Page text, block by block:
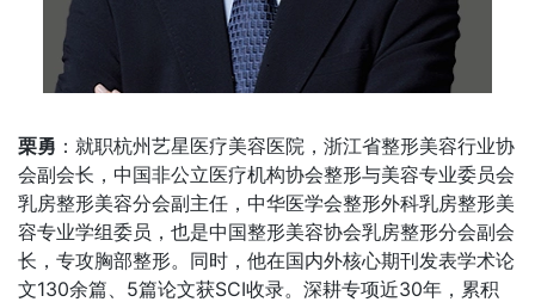
栗勇 ：就职杭州艺星医疗美容医院，浙江省整形美容行业协
会副会长，中国非公立医疗机构协会整形与美容专业委员会
乳房整形美容分会副主任，中华医学会整形外科乳房整形美
容专业学组委员，也是中国整形美容协会乳房整形分会副会
长，专攻胸部整形。同时，他在国内外核心期刊发表学术论
文130余篇、5篇论文获SCI收录。深耕专项近30年，累积